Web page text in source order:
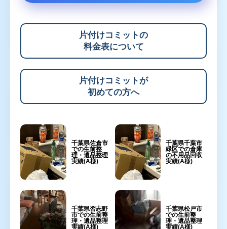
片付けコミットの
料金表について
片付けコミットが
初めての方へ
千葉県佐倉市
での生前整
理・遺品整理
実績(A様)
千葉県千葉市
緑区での倉庫
の不用品回収
実績(A様)
千葉県習志野
市での生前整
理・遺品整理
実績(A様)
千葉県松戸市
での生前整
理・遺品整理
実績(A様)